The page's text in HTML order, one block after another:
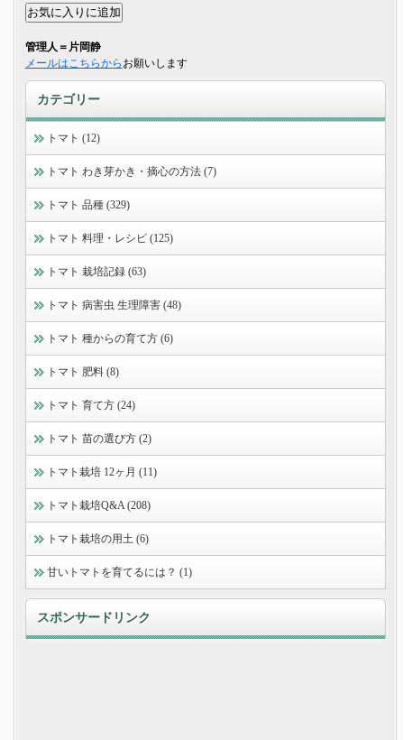
管理人＝片岡静
メールはこちらから お願いします
カテゴリー
トマト (12)
トマト わき芽かき・摘心の方法 (7)
トマト 品種 (329)
トマト 料理・レシピ (125)
トマト 栽培記録 (63)
トマト 病害虫 生理障害 (48)
トマト 種からの育て方 (6)
トマト 肥料 (8)
トマト 育て方 (24)
トマト 苗の選び方 (2)
トマト栽培 12ヶ月 (11)
トマト栽培Q&A (208)
トマト栽培の用土 (6)
甘いトマトを育てるには？ (1)
スポンサードリンク